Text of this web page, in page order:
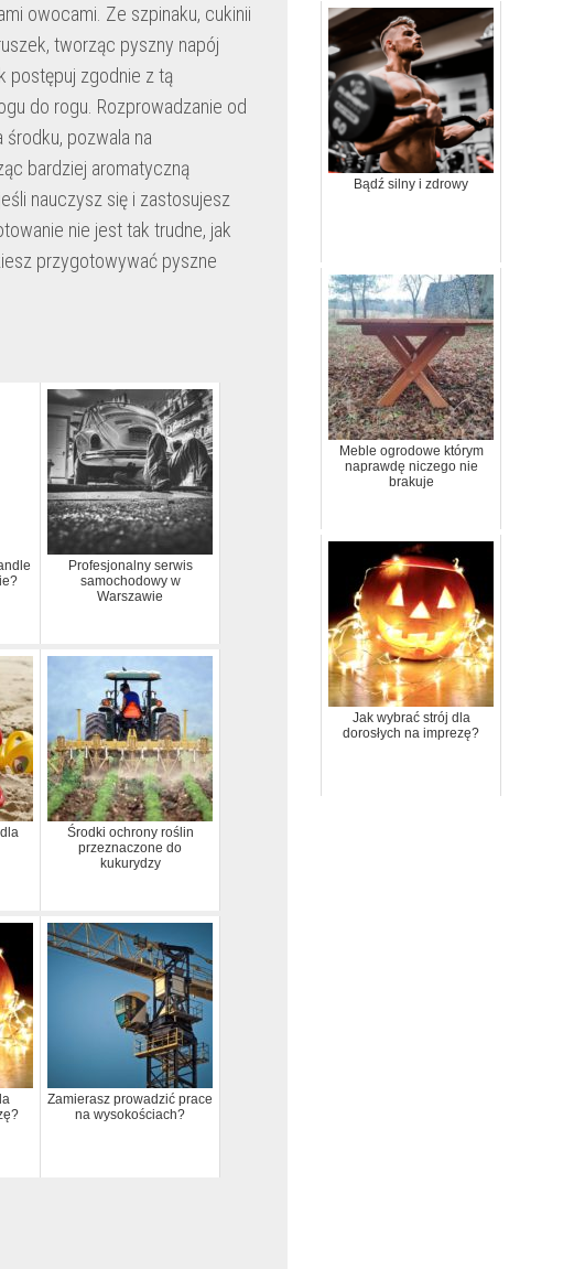
owocami. Ze szpinaku, cukinii
tworząc pyszny napój
postępuj zgodnie z tą
do rogu. Rozprowadzanie od
pozwala na
bardziej aromatyczną
nauczysz się i zastosujesz
nie jest tak trudne, jak
przygotowywać pyszne
Profesjonalny serwis
samochodowy w
Warszawie
Środki ochrony roślin
przeznaczone do
kukurydzy
Zamierasz prowadzić prace
na wysokościach?
Bądź silny i zdrowy
Meble ogrodowe którym
naprawdę niczego nie
brakuje
Jak wybrać strój dla
dorosłych na imprezę?